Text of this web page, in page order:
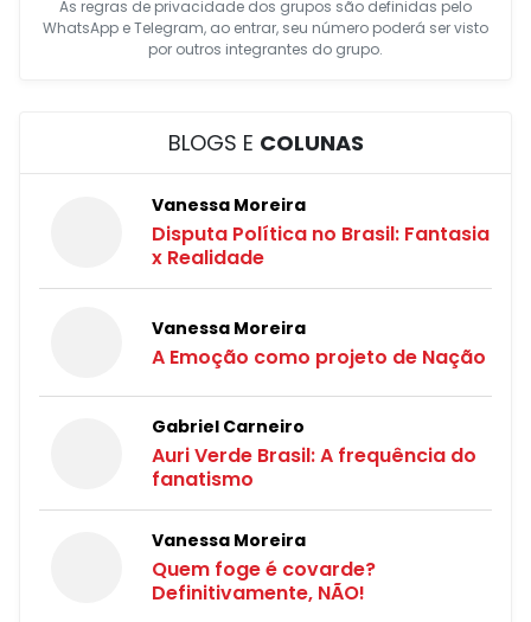
As regras de privacidade dos grupos são definidas pelo
WhatsApp e Telegram, ao entrar, seu número poderá ser visto
por outros integrantes do grupo.
BLOGS E COLUNAS
Vanessa Moreira
Disputa Política no Brasil: Fantasia
x Realidade
Vanessa Moreira
A Emoção como projeto de Nação
Gabriel Carneiro
Auri Verde Brasil: A frequência do
fanatismo
Vanessa Moreira
Quem foge é covarde?
Definitivamente, NÃO!